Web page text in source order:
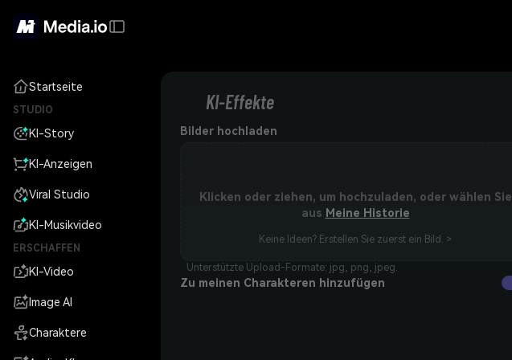
Startseite
STUDIO
KI-Story
KI-Anzeigen
Viral Studio
KI-Musikvideo
ERSCHAFFEN
KI-Video
Image AI
Charaktere
KI-Effekte
Bilder hochladen
Klicken oder ziehen, um hochzuladen, oder wählen Sie
aus Meine Historie
Keine Ideen? Erstellen Sie zuerst ein Bild. >
Unterstützte Upload-Formate: jpg, png, jpeg.
Zu meinen Charakteren hinzufügen